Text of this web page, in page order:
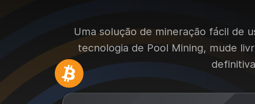
Uma solução de mineração fácil de
tecnologia de Pool Mining, mude